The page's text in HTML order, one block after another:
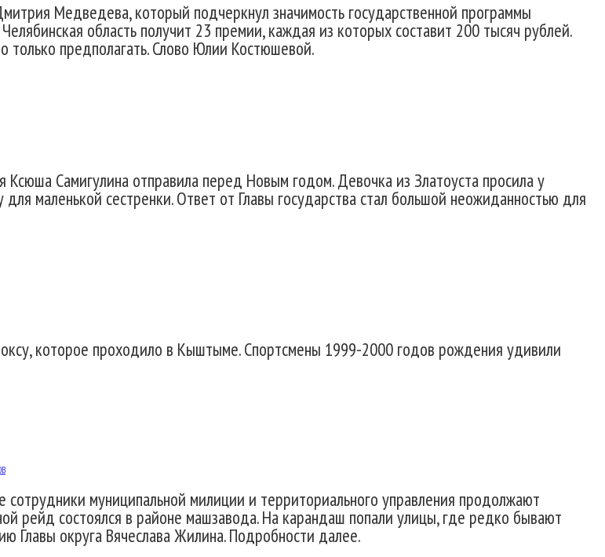
Медведева, который подчеркнул значимость государственной программы
область получит 23 премии, каждая из которых составит 200 тысяч рублей.
только предполагать. Слово Юлии Костюшевой.
Самигулина отправила перед Новым годом. Девочка из Златоуста просила у
маленькой сестренки. Ответ от Главы государства стал большой неожиданностью для
которое проходило в Кыштыме. Спортсмены 1999-2000 годов рождения удивили
муниципальной милиции и территориального управления продолжают
рейд состоялся в районе машзавода. На карандаш попали улицы, где редко бывают
Главы округа Вячеслава Жилина. Подробности далее.